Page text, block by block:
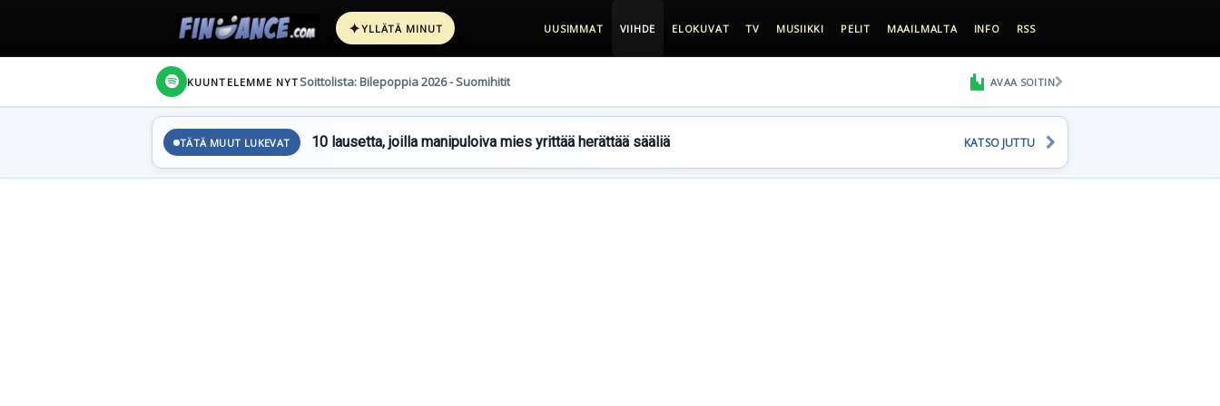
✦YLLÄTÄ MINUT UUSIMMAT VIIHDE ELOKUVAT TV MUSIIKKI PELIT MAAILMALTA INFO RSS
KUUNTELEMME NYT Soittolista: Bilepoppia 2026 - Suomihitit AVAA SOITIN
TÄTÄ MUUT LUKEVAT 10 lausetta, joilla manipuloiva mies yrittää herättää sääliä KATSO JUTTU